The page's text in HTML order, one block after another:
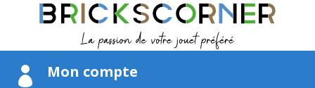
 Mon compte